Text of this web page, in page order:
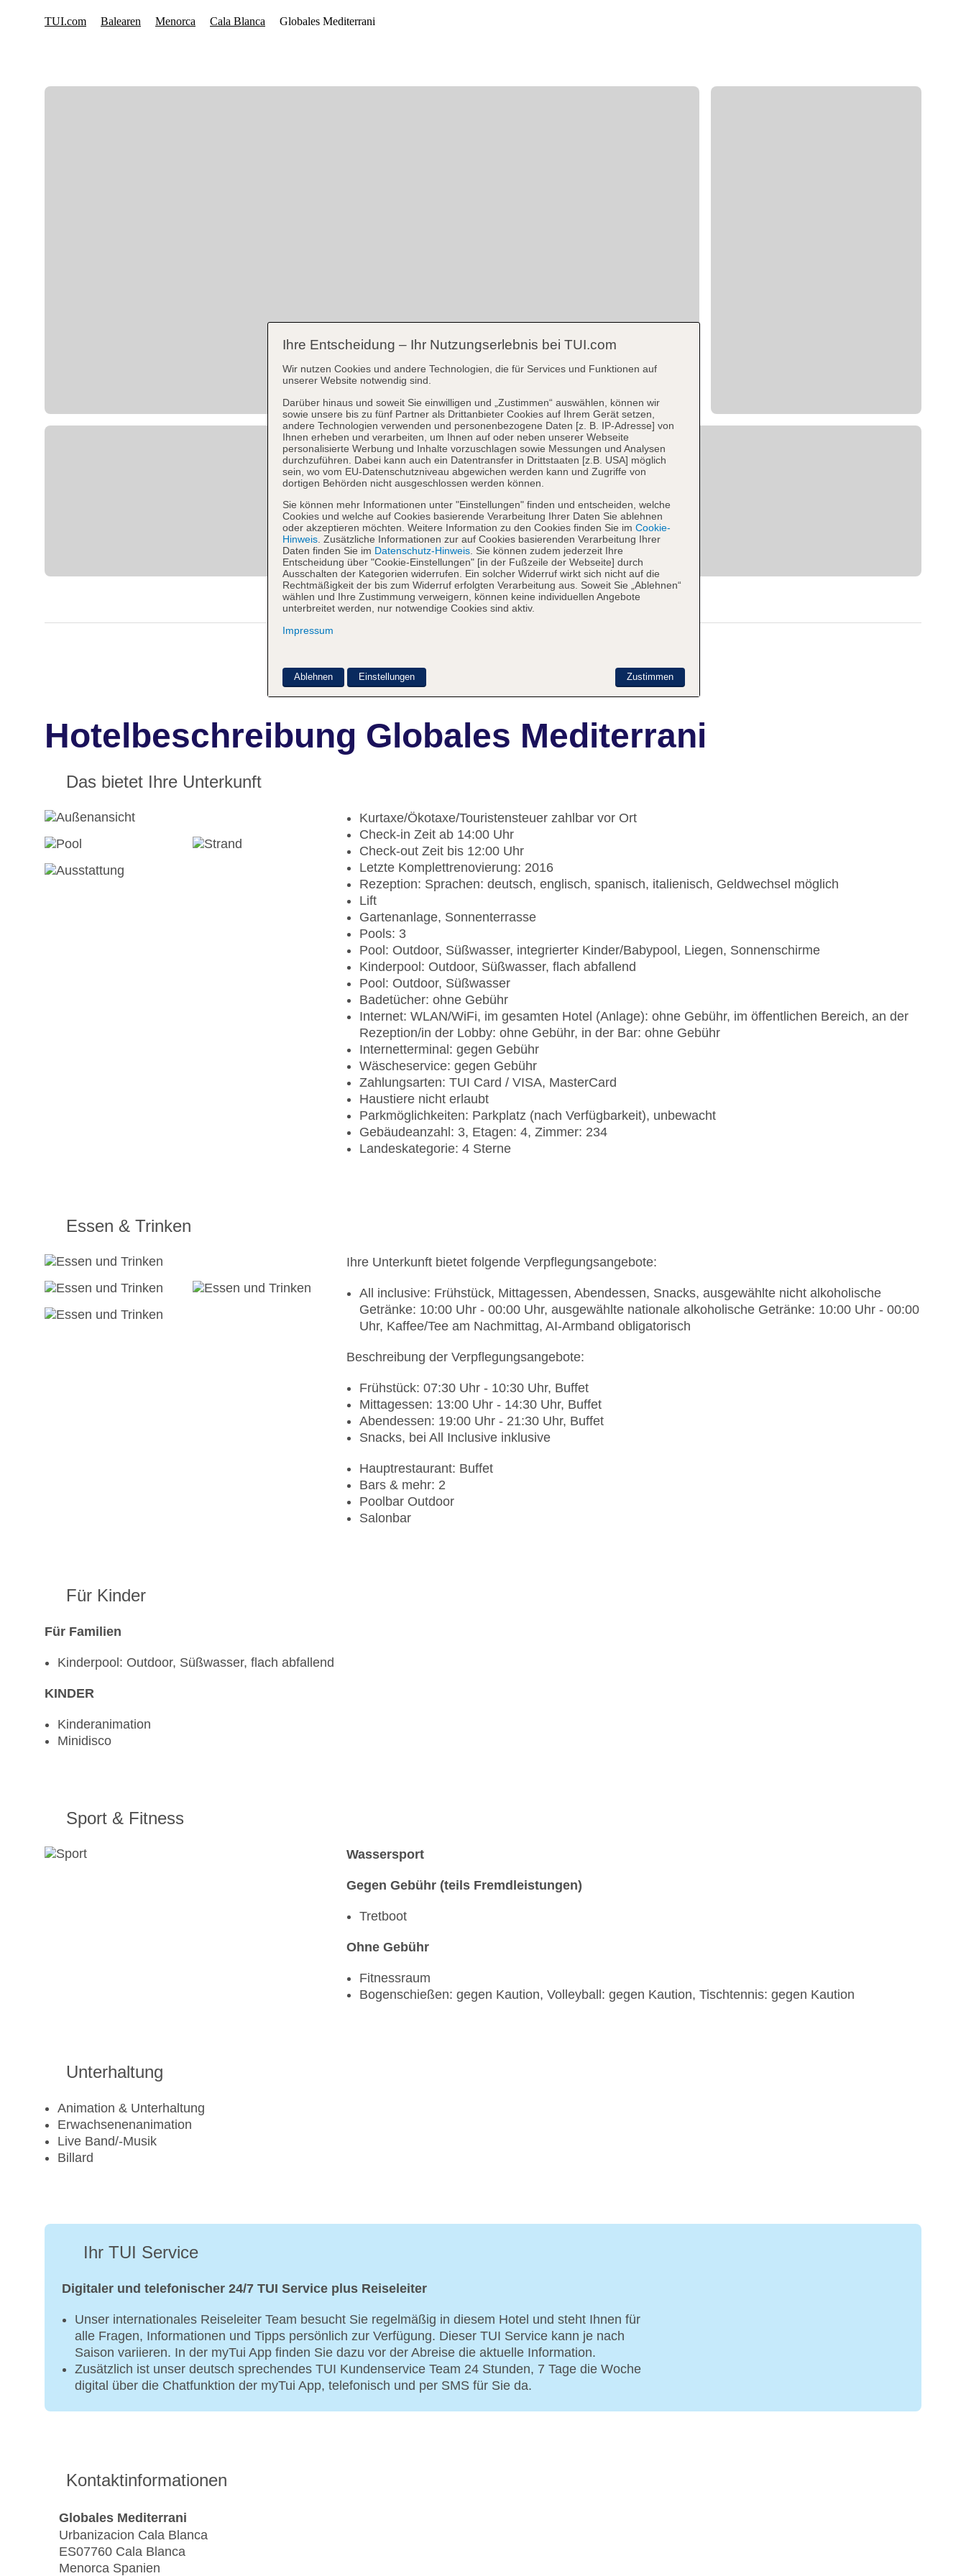
Hotelbeschreibung Globales Mediterrani
Das bietet Ihre Unterkunft
Kurtaxe/Ökotaxe/Touristensteuer zahlbar vor Ort
Check-in Zeit ab 14:00 Uhr
Check-out Zeit bis 12:00 Uhr
Letzte Komplettrenovierung: 2016
Rezeption: Sprachen: deutsch, englisch, spanisch, italienisch, Geldwechsel möglich
Lift
Gartenanlage, Sonnenterrasse
Pools: 3
Pool: Outdoor, Süßwasser, integrierter Kinder/Babypool, Liegen, Sonnenschirme
Kinderpool: Outdoor, Süßwasser, flach abfallend
Pool: Outdoor, Süßwasser
Badetücher: ohne Gebühr
Internet: WLAN/WiFi, im gesamten Hotel (Anlage): ohne Gebühr, im öffentlichen Bereich, an der
Rezeption/in der Lobby: ohne Gebühr, in der Bar: ohne Gebühr
Internetterminal: gegen Gebühr
Wäscheservice: gegen Gebühr
Zahlungsarten: TUI Card / VISA, MasterCard
Haustiere nicht erlaubt
Parkmöglichkeiten: Parkplatz (nach Verfügbarkeit), unbewacht
Gebäudeanzahl: 3, Etagen: 4, Zimmer: 234
Landeskategorie: 4 Sterne
Essen & Trinken
Ihre Unterkunft bietet folgende Verpflegungsangebote:
All inclusive: Frühstück, Mittagessen, Abendessen, Snacks, ausgewählte nicht alkoholische
Getränke: 10:00 Uhr - 00:00 Uhr, ausgewählte nationale alkoholische Getränke: 10:00 Uhr - 00:00
Uhr, Kaffee/Tee am Nachmittag, AI-Armband obligatorisch
Beschreibung der Verpflegungsangebote:
Frühstück: 07:30 Uhr - 10:30 Uhr, Buffet
Mittagessen: 13:00 Uhr - 14:30 Uhr, Buffet
Abendessen: 19:00 Uhr - 21:30 Uhr, Buffet
Snacks, bei All Inclusive inklusive
Hauptrestaurant: Buffet
Bars & mehr: 2
Poolbar Outdoor
Salonbar
Für Kinder
Für Familien
Kinderpool: Outdoor, Süßwasser, flach abfallend
KINDER
Kinderanimation
Minidisco
Sport & Fitness
Wassersport
Gegen Gebühr (teils Fremdleistungen)
Tretboot
Ohne Gebühr
Fitnessraum
Bogenschießen: gegen Kaution, Volleyball: gegen Kaution, Tischtennis: gegen Kaution
Unterhaltung
Animation & Unterhaltung
Erwachsenenanimation
Live Band/-Musik
Billard
Ihr TUI Service
Digitaler und telefonischer 24/7 TUI Service plus Reiseleiter
Unser internationales Reiseleiter Team besucht Sie regelmäßig in diesem Hotel und steht Ihnen für
alle Fragen, Informationen und Tipps persönlich zur Verfügung. Dieser TUI Service kann je nach
Saison variieren. In der myTui App finden Sie dazu vor der Abreise die aktuelle Information.
Zusätzlich ist unser deutsch sprechendes TUI Kundenservice Team 24 Stunden, 7 Tage die Woche
digital über die Chatfunktion der myTui App, telefonisch und per SMS für Sie da.
Kontaktinformationen
Globales Mediterrani
Urbanizacion Cala Blanca
ES07760 Cala Blanca
Menorca Spanien
Ihre Entscheidung – Ihr Nutzungserlebnis bei TUI.com
Wir nutzen Cookies und andere Technologien, die für Services und Funktionen auf
unserer Website notwendig sind.
Darüber hinaus und soweit Sie einwilligen und „Zustimmen“ auswählen, können wir
sowie unsere bis zu fünf Partner als Drittanbieter Cookies auf Ihrem Gerät setzen,
andere Technologien verwenden und personenbezogene Daten [z. B. IP-Adresse] von
Ihnen erheben und verarbeiten, um Ihnen auf oder neben unserer Webseite
personalisierte Werbung und Inhalte vorzuschlagen sowie Messungen und Analysen
durchzuführen. Dabei kann auch ein Datentransfer in Drittstaaten [z.B. USA] möglich
sein, wo vom EU-Datenschutzniveau abgewichen werden kann und Zugriffe von
dortigen Behörden nicht ausgeschlossen werden können.
Sie können mehr Informationen unter "Einstellungen" finden und entscheiden, welche
Cookies und welche auf Cookies basierende Verarbeitung Ihrer Daten Sie ablehnen
oder akzeptieren möchten. Weitere Information zu den Cookies finden Sie im Cookie-
Hinweis . Zusätzliche Informationen zur auf Cookies basierenden Verarbeitung Ihrer
Daten finden Sie im Datenschutz-Hinweis . Sie können zudem jederzeit Ihre
Entscheidung über "Cookie-Einstellungen" [in der Fußzeile der Webseite] durch
Ausschalten der Kategorien widerrufen. Ein solcher Widerruf wirkt sich nicht auf die
Rechtmäßigkeit der bis zum Widerruf erfolgten Verarbeitung aus. Soweit Sie „Ablehnen“
wählen und Ihre Zustimmung verweigern, können keine individuellen Angebote
unterbreitet werden, nur notwendige Cookies sind aktiv.
Impressum
Zustimmen
Ablehnen Einstellungen